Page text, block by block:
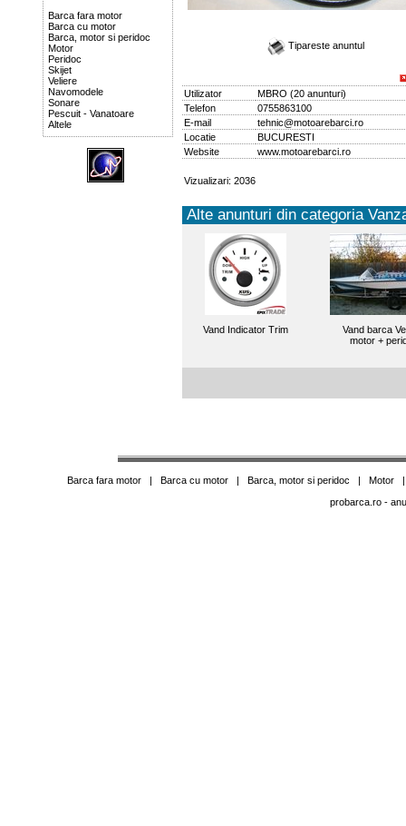
Barca fara motor
Barca cu motor
Barca, motor si peridoc
Motor
Peridoc
Skijet
Veliere
Navomodele
Sonare
Pescuit - Vanatoare
Altele
Tipareste anuntul
Utilizator MBRO (20 anunturi)
Telefon
0755863100
E-mail
tehnic@motoarebarci.ro
Locatie
BUCURESTI
Website
www.motoarebarci.ro
Vizualizari: 2036
Alte anunturi din categoria
Vand Indicator Trim
Vand barca
motor +
Barca fara motor| Barca cu motor| Barca, motor si peridoc | Motor
probarca.ro-